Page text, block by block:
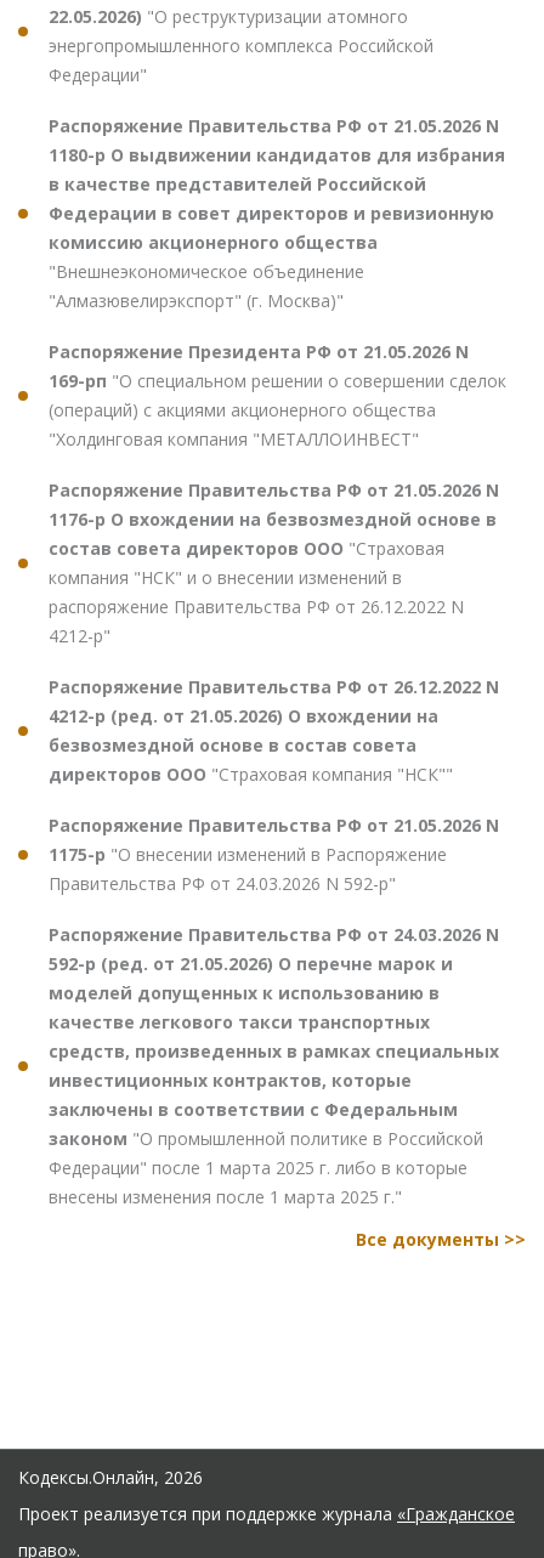
22.05.2026) "О реструктуризации атомного
энергопромышленного комплекса Российской
Федерации"
Распоряжение Правительства РФ от 21.05.2026 N
1180-р О выдвижении кандидатов для избрания
в качестве представителей Российской
Федерации в совет директоров и ревизионную
комиссию акционерного общества
"Внешнеэкономическое объединение
"Алмазювелирэкспорт" (г. Москва)"
Распоряжение Президента РФ от 21.05.2026 N
169-рп "О специальном решении о совершении сделок
(операций) с акциями акционерного общества
"Холдинговая компания "МЕТАЛЛОИНВЕСТ"
Распоряжение Правительства РФ от 21.05.2026 N
1176-р О вхождении на безвозмездной основе в
состав совета директоров ООО "Страховая
компания "НСК" и о внесении изменений в
распоряжение Правительства РФ от 26.12.2022 N
4212-р"
Распоряжение Правительства РФ от 26.12.2022 N
4212-р (ред. от 21.05.2026) О вхождении на
безвозмездной основе в состав совета
директоров ООО "Страховая компания "НСК""
Распоряжение Правительства РФ от 21.05.2026 N
1175-р "О внесении изменений в Распоряжение
Правительства РФ от 24.03.2026 N 592-р"
Распоряжение Правительства РФ от 24.03.2026 N
592-р (ред. от 21.05.2026) О перечне марок и
моделей допущенных к использованию в
качестве легкового такси транспортных
средств, произведенных в рамках специальных
инвестиционных контрактов, которые
заключены в соответствии с Федеральным
законом "О промышленной политике в Российской
Федерации" после 1 марта 2025 г. либо в которые
внесены изменения после 1 марта 2025 г."
Все документы >>
Кодексы.Онлайн, 2026
Проект реализуется при поддержке журнала «Гражданское
право».